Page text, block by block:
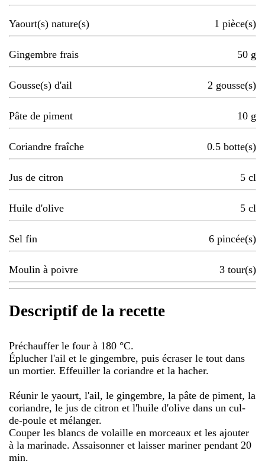
Yaourt(s) nature(s) 1 pièce(s)
Gingembre frais 50 g
Gousse(s) d'ail 2 gousse(s)
Pâte de piment 10 g
Coriandre fraîche 0.5 botte(s)
Jus de citron 5 cl
Huile d'olive 5 cl
Sel fin 6 pincée(s)
Moulin à poivre 3 tour(s)
Descriptif de la recette
Préchauffer le four à 180 °C.
Éplucher l'ail et le gingembre, puis écraser le tout dans
un mortier. Effeuiller la coriandre et la hacher.
Réunir le yaourt, l'ail, le gingembre, la pâte de piment, la
coriandre, le jus de citron et l'huile d'olive dans un cul-
de-poule et mélanger.
Couper les blancs de volaille en morceaux et les ajouter
à la marinade. Assaisonner et laisser mariner pendant 20
min.